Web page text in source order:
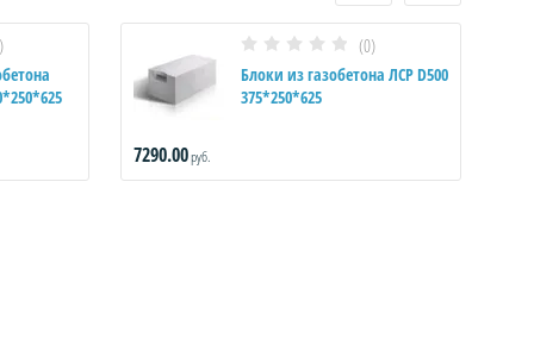
(0)
Блоки из газобетона ЛСР D500
375*250*625
7290.00руб.